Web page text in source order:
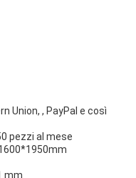
Union, , PayPal e così
pezzi al mese
mm